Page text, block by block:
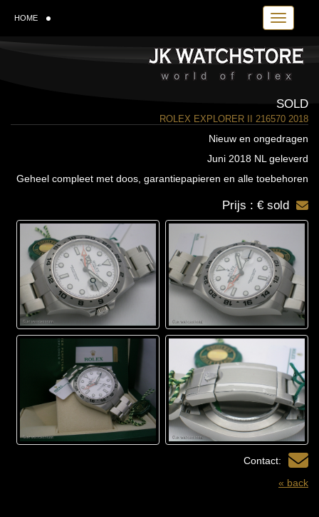
Toggle
HOME
SOLD
ROLEX EXPLORER II 216570 2018
Nieuw en ongedragen
Juni 2018 NL geleverd
Geheel compleet met doos, garantiepapieren en alle toebehoren
Prijs : € sold
Contact:
« back